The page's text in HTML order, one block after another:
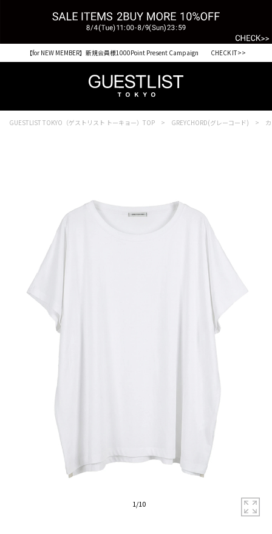
【for NEW MEMBER】新規会員様1000Point Present Campaign CHECK IT>>
GUESTLIST TOKYO（ゲストリスト トーキョー）TOP GREYCHORD(グレーコード)
1/10